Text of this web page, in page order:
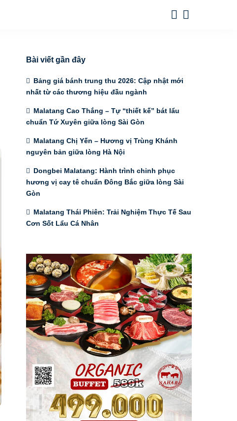
Bài viết gần đây
Bảng giá bánh trung thu 2026: Cập nhật mới
nhất từ các thương hiệu đầu ngành
Malatang Cao Thắng – Tự “thiết kế” bát lẩu
chuẩn Tứ Xuyên giữa lòng Sài Gòn
Malatang Chị Yến – Hương vị Trùng Khánh
nguyên bản giữa lòng Hà Nội
Dongbei Malatang: Hành trình chinh phục
hương vị cay tê chuẩn Đông Bắc giữa lòng Sài
Gòn
Malatang Thái Phiên: Trải Nghiệm Thực Tế Sau
Cơn Sốt Lẩu Cá Nhân